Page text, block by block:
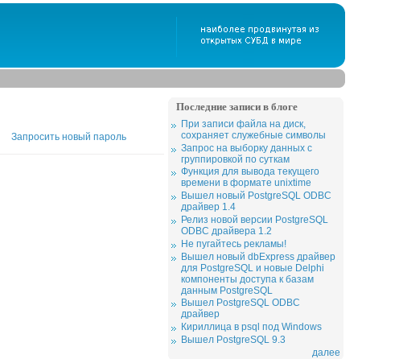
Запросить новый пароль
Последние записи в блоге
При записи файла на диск,
сохраняет служебные символы
Запрос на выборку данных с
группировкой по суткам
Функция для вывода текущего
времени в формате unixtime
Вышел новый PostgreSQL ODBC
драйвер 1.4
Релиз новой версии PostgreSQL
ODBC драйвера 1.2
Не пугайтесь рекламы!
Вышел новый dbExpress драйвер
для PostgreSQL и новые Delphi
компоненты доступа к базам
данным PostgreSQL
Вышел PostgreSQL ODBC
драйвер
Кириллица в psql под Windows
Вышел PostgreSQL 9.3
далее